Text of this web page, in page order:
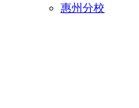
惠州分校